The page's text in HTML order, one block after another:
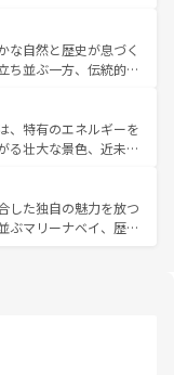
魅力を心ゆくまで味
新着の韓国情報はコンテンツ一
イの古い町並みやホ
物も、独特の雰囲気を
の豊かさとおいしさで
コーヒーなどは、ぜ
れてもあたたかい人々
と忘れられない旅にな
な自然と歴史が息づく
ち並ぶ一方、伝統的な
ンマイなどの山岳地
ケットやクラビの美し
とができる。タイ料理
節にも異なる楽しみ
人々、仏教を中心とし
訪れる旅人を魅了し続
、特有のエネルギーを
る壮大な景色、近未来
光スポットが密集し
のも魅力。息をのむよ
港を存分に楽しみ尽く
した独自の魅力を放つ
ぶマリーナベイ、歴史
る外せないスポット